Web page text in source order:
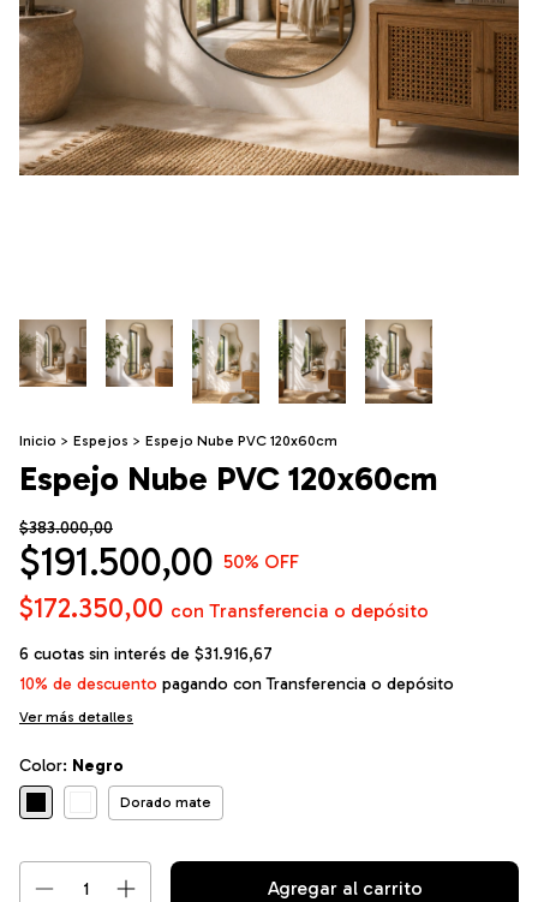
Inicio > Espejos > Espejo Nube PVC 120x60cm
Espejo Nube PVC 120x60cm
$383.000,00
$191.500,00 50% OFF
$172.350,00 con Transferencia o depósito
6 cuotas sin interés de $31.916,67
10% de descuento pagando con Transferencia o depósito
Ver más detalles
Color: Negro
Dorado mate